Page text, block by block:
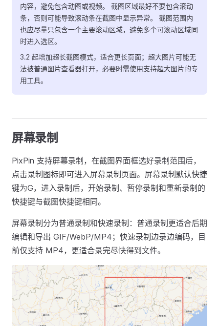
内容，避免包含动图或视频。 截图区域最好不要包含滚动
条，否则可能导致滚动条在截图中显示异常。 截图范围内
也应尽量只包含一个主要滚动区域，避免多个可滚动区域同
时进入选区。
3.2 起增加超长截图模式，适合更长页面；超大图片可能无
法被普通图片查看器打开，必要时需使用支持超大图片的专
用工具。
屏幕录制
PixPin 支持屏幕录制，在截图界面框选好录制范围后，
点击录制图标即可进入屏幕录制页面。屏幕录制默认快捷
键为G，进入录制后，开始录制、暂停录制和重新录制的
快捷键与截图快捷键相同。
屏幕录制分为普通录制和快速录制：普通录制更适合后期
编辑和导出 GIF/WebP/MP4；快速录制边录边编码，目
前仅支持 MP4，更适合录完尽快得到文件。